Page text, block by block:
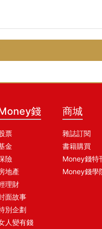
型的建商，像國泰、惠宇、宗大
、甲桂林、甲山林（以愛山林
海悅、愛山林(2540)兩大上市
、老牌建商較易獲得消費者青睞
材與雕琢設計，朝著品牌塑造的道
錢
票
金
險
地產
理財
面故事
別企劃
人變有錢
商城
雜誌訂閱
書籍購買
Money錢特
Money錢學